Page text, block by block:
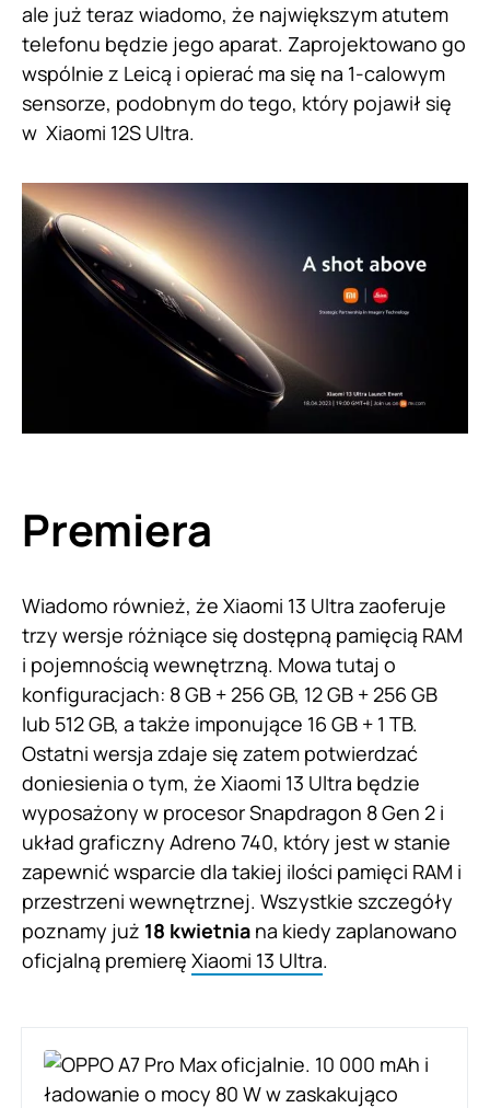
ale już teraz wiadomo, że największym atutem
telefonu będzie jego aparat. Zaprojektowano go
wspólnie z Leicą i opierać ma się na 1-calowym
sensorze, podobnym do tego, który pojawił się
w Xiaomi 12S Ultra.
Premiera
Wiadomo również, że Xiaomi 13 Ultra zaoferuje
trzy wersje różniące się dostępną pamięcią RAM
i pojemnością wewnętrzną. Mowa tutaj o
konfiguracjach: 8 GB + 256 GB, 12 GB + 256 GB
lub 512 GB, a także imponujące 16 GB + 1 TB.
Ostatni wersja zdaje się zatem potwierdzać
doniesienia o tym, że Xiaomi 13 Ultra będzie
wyposażony w procesor Snapdragon 8 Gen 2 i
układ graficzny Adreno 740, który jest w stanie
zapewnić wsparcie dla takiej ilości pamięci RAM i
przestrzeni wewnętrznej. Wszystkie szczegóły
poznamy już 18 kwietnia na kiedy zaplanowano
oficjalną premierę Xiaomi 13 Ultra.